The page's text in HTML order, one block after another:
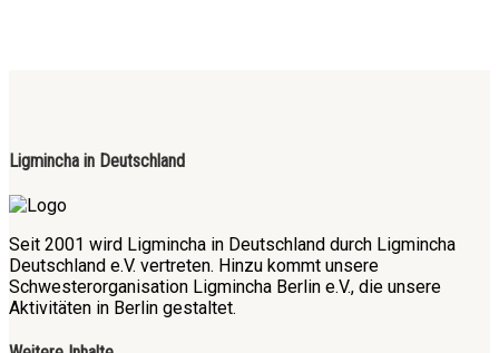
Ligmincha in Deutschland
Seit 2001 wird Ligmincha in Deutschland durch Ligmincha
Deutschland e.V. vertreten. Hinzu kommt unsere
Schwesterorganisation Ligmincha Berlin e.V., die unsere
Aktivitäten in Berlin gestaltet.